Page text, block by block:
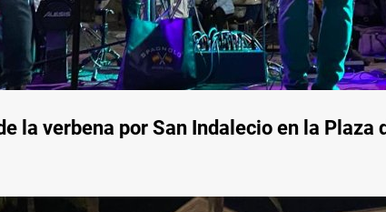
la verbena por San Indalecio en la Plaza